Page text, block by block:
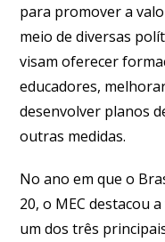
para promover a
meio de diversas
visam oferecer
educadores,
desenvolver planos
outras medidas.
No ano em que o
20, o MEC destacou
um dos três